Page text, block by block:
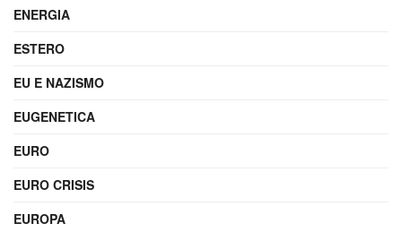
ENERGIA
ESTERO
EU E NAZISMO
EUGENETICA
EURO
EURO CRISIS
EUROPA